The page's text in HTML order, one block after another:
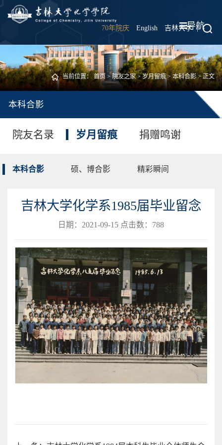
70年院庆 English 吉林大学 |
导航
当前位置：首页>院友之家>岁月留痕>本科合影> 正文
本科合影
院友名录 岁月留痕
本科合影 硕、博合影 精彩瞬间
捐赠鸣谢
吉林大学化学系1985届毕业留念
日期：2021-09-15 点击数： 788